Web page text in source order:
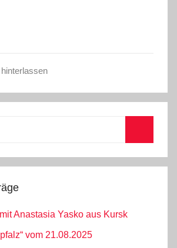
Anastasia Yasko aus Kursk
vom 21.08.2025